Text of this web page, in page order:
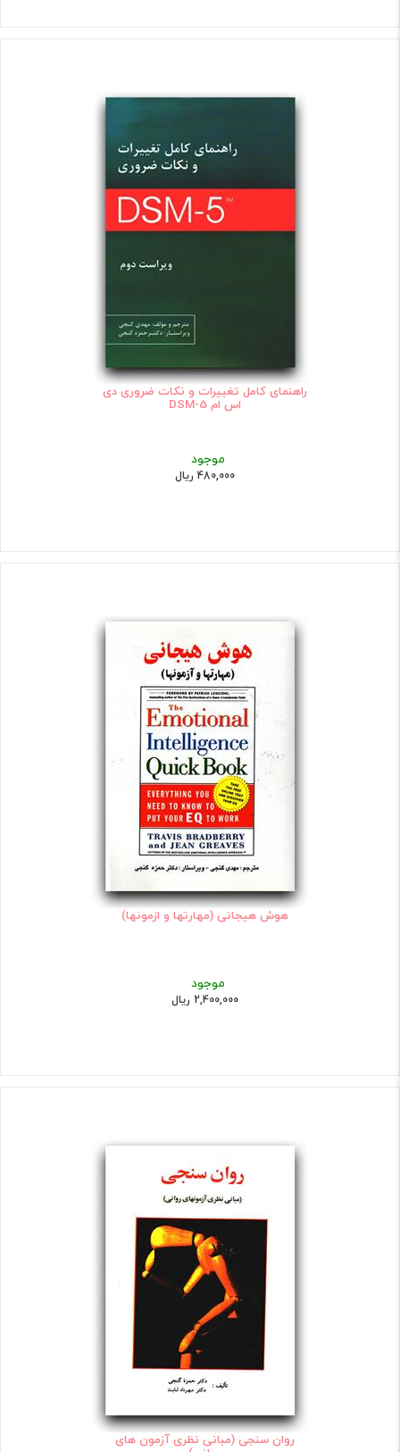
راهنمای کامل تغییرات و نکات ضروری دی
اس ام DSM-5
موجود
480,000 ریال
هوش هیجانی (مهارتها و ازمونها)
موجود
2,400,000 ریال
روان سنجی (مبانی نظری آزمون های